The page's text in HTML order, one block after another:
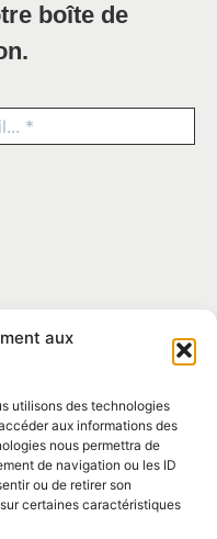
aux
utilisons des technologies
aux informations des
nous permettra de
de navigation ou les ID
ou de retirer son
certaines caractéristiques
boîte de
politique de